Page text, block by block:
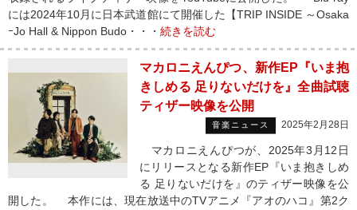
には2024年10月に日本武道館にて開催した【TRIP INSIDE ～Osaka
ｰJo Hall & Nippon Budo・・・ 続きを読む
マカロニえんぴつ、新作EP『いま抱
きしめる 足りないだけを』全曲試聴
ティザー映像を公開
音楽ニュース 2025年2月28日
マカロニえんぴつが、2025年3月12日
にリリースとなる新作EP『いま抱きしめ
る 足りないだけを』のティザー映像を公
開した。 本作には、現在放送中のTVアニメ『アオのハコ』第2ク